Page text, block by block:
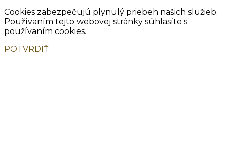
Cookies zabezpečujú plynulý priebeh našich služieb.
Používaním tejto webovej stránky súhlasíte s
používaním cookies.
POTVRDIŤ